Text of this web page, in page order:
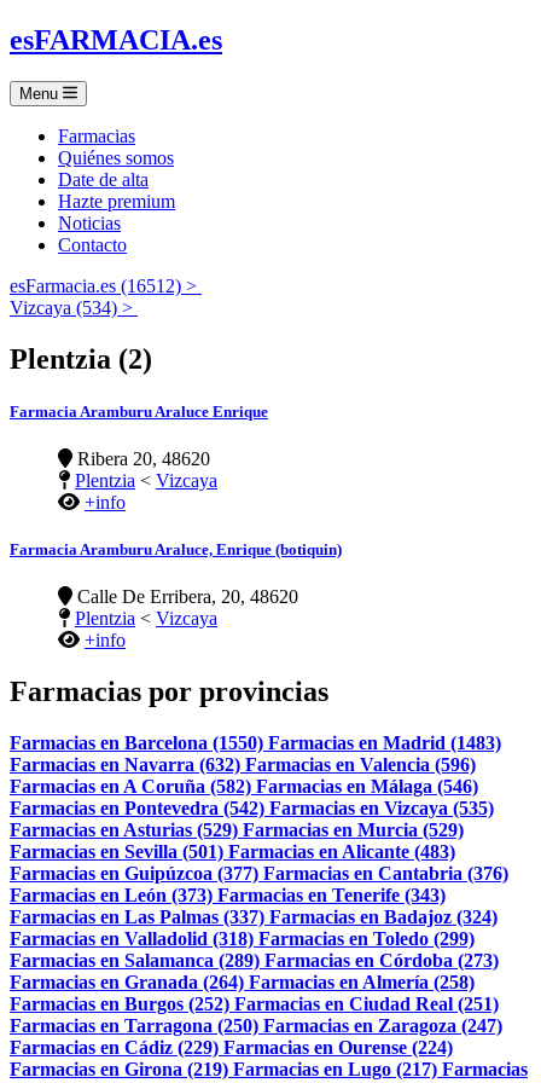
esFARMACIA.es
Menu
Farmacias
Quiénes somos
Date de alta
Hazte premium
Noticias
Contacto
esFarmacia.es (16512) >
Vizcaya (534) >
Plentzia (2)
Farmacia Aramburu Araluce Enrique
Ribera 20, 48620
Plentzia < Vizcaya
+info
Farmacia Aramburu Araluce, Enrique (botiquin)
Calle De Erribera, 20, 48620
Plentzia < Vizcaya
+info
Farmacias por provincias
Farmacias en Barcelona (1550) Farmacias en Madrid (1483)
Farmacias en Navarra (632) Farmacias en Valencia (596)
Farmacias en A Coruña (582) Farmacias en Málaga (546)
Farmacias en Pontevedra (542) Farmacias en Vizcaya (535)
Farmacias en Asturias (529) Farmacias en Murcia (529)
Farmacias en Sevilla (501) Farmacias en Alicante (483)
Farmacias en Guipúzcoa (377) Farmacias en Cantabria (376)
Farmacias en León (373) Farmacias en Tenerife (343)
Farmacias en Las Palmas (337) Farmacias en Badajoz (324)
Farmacias en Valladolid (318) Farmacias en Toledo (299)
Farmacias en Salamanca (289) Farmacias en Córdoba (273)
Farmacias en Granada (264) Farmacias en Almería (258)
Farmacias en Burgos (252) Farmacias en Ciudad Real (251)
Farmacias en Tarragona (250) Farmacias en Zaragoza (247)
Farmacias en Cádiz (229) Farmacias en Ourense (224)
Farmacias en Girona (219) Farmacias en Lugo (217) Farmacias